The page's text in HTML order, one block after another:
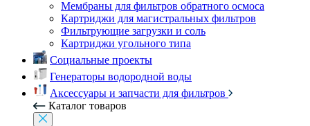
Мембраны для фильтров обратного осмоса
Картриджи для магистральных фильтров
Фильтрующие загрузки и соль
Картриджи угольного типа
Социальные проекты
Генераторы водородной воды
Аксессуары и запчасти для фильтров
Каталог товаров